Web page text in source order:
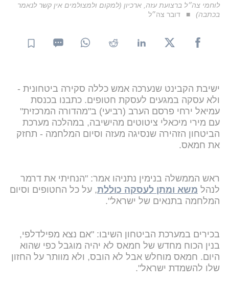
לוחמי צה״ל ברצועת עזה, ארכיון (למקום ולמצולמים אין קשר לנאמר
בכתבה)
דובר צה״ל
ישיבת הקבינט שנערכה אמש כללה סקירה ביטחונית -
ולא עסקה במגעים לעסקת חטופים. כתבנו בכנסת
עמיאל ירחי פרסם הערב (רביעי) ב"מהדורה המרכזית"
עם מירי מיכאלי ציטוטים מהישיבה, במהלכה מערכת
הביטחון הזהירה שנסיגה מעזה וסיום המלחמה - תחזק
את חמאס.
ראש הממשלה בנימין נתניהו אמר: "הנחיתי את דרמר
לנהל משא ומתן לעסקה כוללת, על כל החטופים וסיום
המלחמה בתנאים של ישראל".
בכירים במערכת הביטחון השיבו: "אם נצא מפילדלפי,
בנין הכוח מחדש של חמאס לא יהיה מוגבל כפי שהוא
היום. חמאס מוחלש אבל לא הובס, ולא מוותר על החזון
שלו להשמדת ישראל".